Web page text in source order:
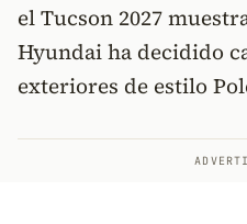
el Tucson 2027
Hyundai ha decidido
exteriores de estilo